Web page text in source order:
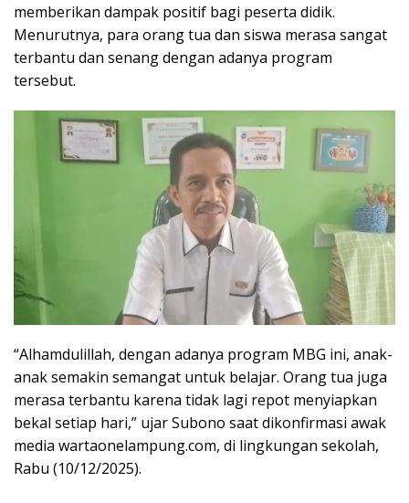
memberikan dampak positif bagi peserta didik.
Menurutnya, para orang tua dan siswa merasa sangat
terbantu dan senang dengan adanya program
tersebut.
“Alhamdulillah, dengan adanya program MBG ini, anak-
anak semakin semangat untuk belajar. Orang tua juga
merasa terbantu karena tidak lagi repot menyiapkan
bekal setiap hari,” ujar Subono saat dikonfirmasi awak
media wartaonelampung.com, di lingkungan sekolah,
Rabu (10/12/2025).